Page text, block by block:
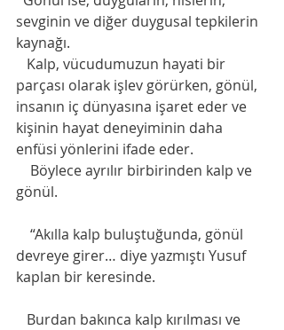
sevginin ve diğer duygusal tepkilerin
kaynağı.
Kalp, vücudumuzun hayati bir
parçası olarak işlev görürken, gönül,
insanın iç dünyasına işaret eder ve
kişinin hayat deneyiminin daha
enfüsi yönlerini ifade eder.
Böylece ayrılır birbirinden kalp ve
gönül.
“Akılla kalp buluştuğunda, gönül
devreye girer… diye yazmıştı Yusuf
kaplan bir keresinde.
Burdan bakınca kalp kırılması ve